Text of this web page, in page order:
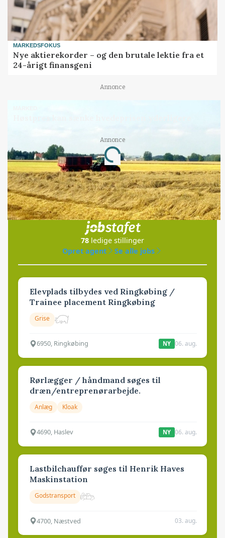
MARKEDSFOKUS
Nye aktierekorder – og den brutale lektie fra et
24-årigt finansgeni
Annonce
Annonce
Loading...
Jobs
i samarbejde med
78 ledige stillinger
Opret agent
Se alle jobs
Elevplads tilbydes ved Ringkøbing /
Trainee placement Ringkøbing
Grise
6950, Ringkøbing NY 06. aug.
Rørlægger / håndmand søges til
dræn/entreprenørarbejde.
Anlæg Kloak
4690, Haslev NY 06. aug.
Lastbilchauffør søges til Henrik Haves
Maskinstation
Godstransport
4700, Næstved 03. aug.